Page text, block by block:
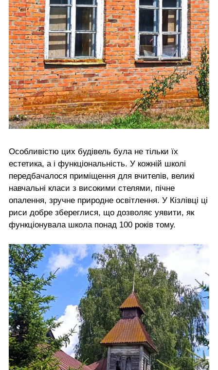
Особливістю цих будівель була не тільки їх
естетика, а і функціональність. У кожній школі
передбачалося приміщення для вчителів, великі
навчальні класи з високими стелями, пічне
опалення, зручне природне освітлення. У Кізлівці ці
риси добре збереглися, що дозволяє уявити, як
функціонувала школа понад 100 років тому.